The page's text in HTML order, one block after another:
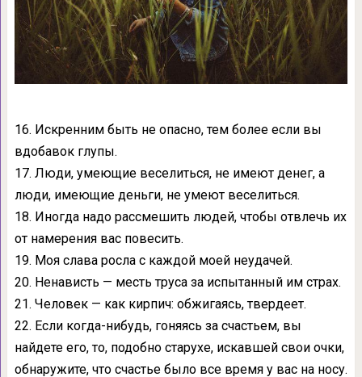
16. Искренним быть не опасно, тем более если вы
вдобавок глупы.
17. Люди, умеющие веселиться, не имеют денег, а
люди, имеющие деньги, не умеют веселиться.
18. Иногда надо рассмешить людей, чтобы отвлечь их
от намерения вас повесить.
19. Моя слава росла с каждой моей неудачей.
20. Ненависть — месть труса за испытанный им страх.
21. Человек — как кирпич: обжигаясь, твердеет.
22. Если когда-нибудь, гоняясь за счастьем, вы
найдете его, то, подобно старухе, искавшей свои очки,
обнаружите, что счастье было все время у вас на носу.